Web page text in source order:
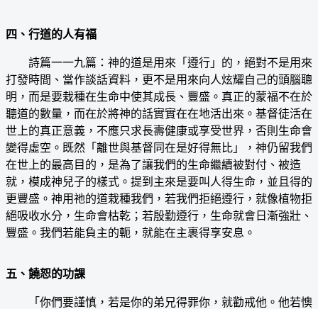
四、行道的人有福
詩篇一一九篇：神的道是用來「遵行」的，絕對不是用來
打發時間、當作談話資料，更不是用來向人炫耀自己的頭腦聰
明，而是要栽種在生命中使其成長、豐盛。真正的蒙福不在於
聽道的數量，而在於將神的話實實在在地活出來。基督徒活在
世上的真正意義，不應只求長壽健康或享受世界，否則生命會
變得虛空。既然「離世與基督同在是好得無比」，神仍留我們
在世上的最高目的，是為了讓我們的生命繼續被對付、被造
就，模成神兒子的樣式。提到主來是要叫人得生命，並且得的
更豐盛。神用祂的道栽種我們，若我們拒絕遵行，就像植物拒
絕吸收水分，生命會枯乾；若殷勤遵行，生命就會日漸強壯、
豐盛。我們若能負主的軛，就能在主裹得享安息。
五、饒恕的功課
「你們要謹慎，若是你的弟兄得罪你，就勸戒他。他若懊